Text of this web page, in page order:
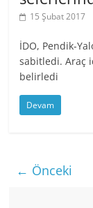
15 Şubat 2017
İDO, Pendik-
sabitledi. Araç
belirledi
Devam
← Önceki